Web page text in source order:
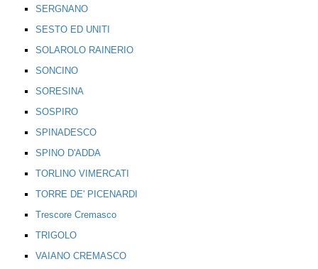
SERGNANO
SESTO ED UNITI
SOLAROLO RAINERIO
SONCINO
SORESINA
SOSPIRO
SPINADESCO
SPINO D'ADDA
TORLINO VIMERCATI
TORRE DE' PICENARDI
Trescore Cremasco
TRIGOLO
VAIANO CREMASCO